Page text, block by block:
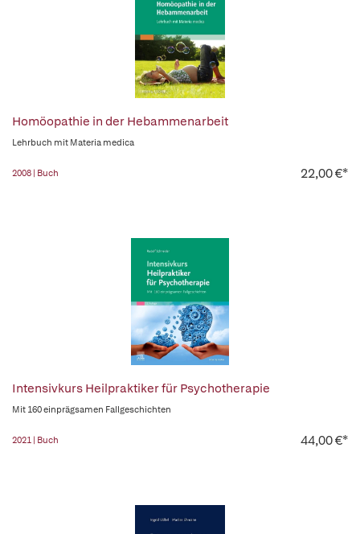
Homöopathie in der Hebammenarbeit
Lehrbuch mit Materia medica
2008 | Buch 22,00 €*
Intensivkurs Heilpraktiker für Psychotherapie
Mit 160 einprägsamen Fallgeschichten
2021 | Buch 44,00 €*